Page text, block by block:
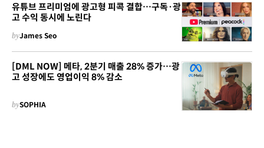
유튜브 프리미엄에 광고형 피콕 결합…구독·광
고 수익 동시에 노린다
byJames Seo
[DML NOW] 메타, 2분기 매출 28% 증가…광
고 성장에도 영업이익 8% 감소
bySOPHIA